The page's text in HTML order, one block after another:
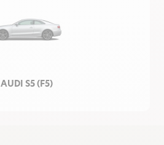
AUDI S5 (F5)